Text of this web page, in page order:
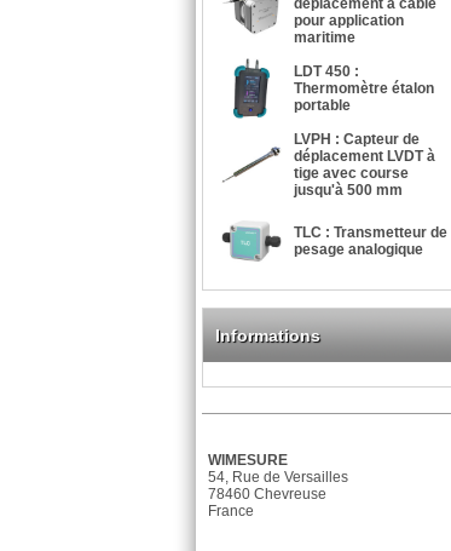
déplacement à câble
pour application
maritime
LDT 450 :
Thermomètre étalon
portable
LVPH : Capteur de
déplacement LVDT à
tige avec course
jusqu'à 500 mm
TLC : Transmetteur de
pesage analogique
Informations
WIMESURE
54, Rue de Versailles
78460 Chevreuse
France